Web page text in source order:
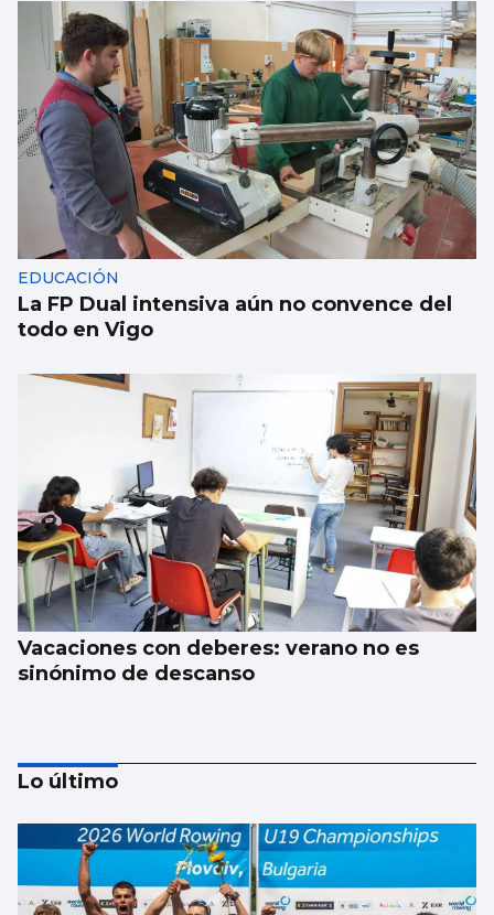
EDUCACIÓN
La FP Dual intensiva aún no convence del
todo en Vigo
Vacaciones con deberes: verano no es
sinónimo de descanso
Lo último